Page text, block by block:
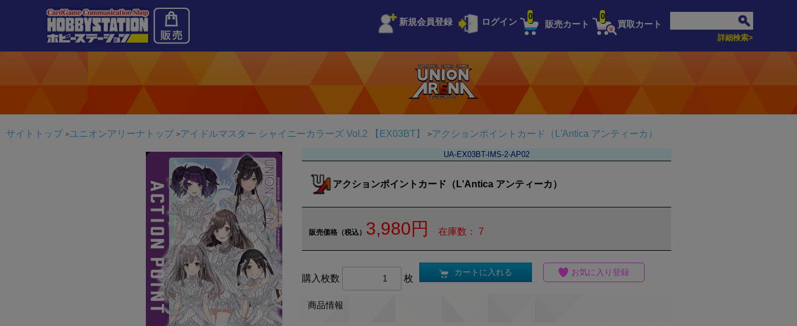
新規会員登録 ログイン 販売カート
0
買取カート
0
詳細検索>
サイトトップ ユニオンアリーナトップ アイドルマスター シャイニーカラーズ Vol.2 【EX03BT】 アクションポイントカード（L'Antica アンティーカ）
UA-EX03BT-IMS-2-AP02
アクションポイントカード（L'Antica アンティーカ）
販売価格（税込） 3,980円 在庫数： 7
購入枚数 枚
カートに入れる お気に入り登録
商品情報